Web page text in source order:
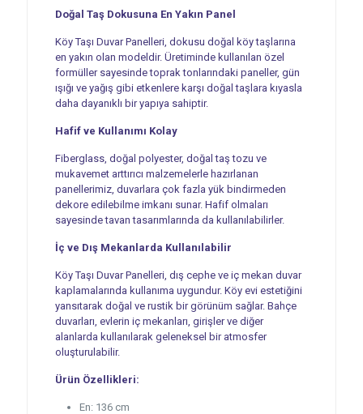
Doğal Taş Dokusuna En Yakın Panel
Köy Taşı Duvar Panelleri, dokusu doğal köy taşlarına
en yakın olan modeldir. Üretiminde kullanılan özel
formüller sayesinde toprak tonlarındaki paneller, gün
ışığı ve yağış gibi etkenlere karşı doğal taşlara kıyasla
daha dayanıklı bir yapıya sahiptir.
Hafif ve Kullanımı Kolay
Fiberglass, doğal polyester, doğal taş tozu ve
mukavemet arttırıcı malzemelerle hazırlanan
panellerimiz, duvarlara çok fazla yük bindirmeden
dekore edilebilme imkanı sunar. Hafif olmaları
sayesinde tavan tasarımlarında da kullanılabilirler.
İç ve Dış Mekanlarda Kullanılabilir
Köy Taşı Duvar Panelleri, dış cephe ve iç mekan duvar
kaplamalarında kullanıma uygundur. Köy evi estetiğini
yansıtarak doğal ve rustik bir görünüm sağlar. Bahçe
duvarları, evlerin iç mekanları, girişler ve diğer
alanlarda kullanılarak geleneksel bir atmosfer
oluşturulabilir.
Ürün Özellikleri:
En: 136 cm